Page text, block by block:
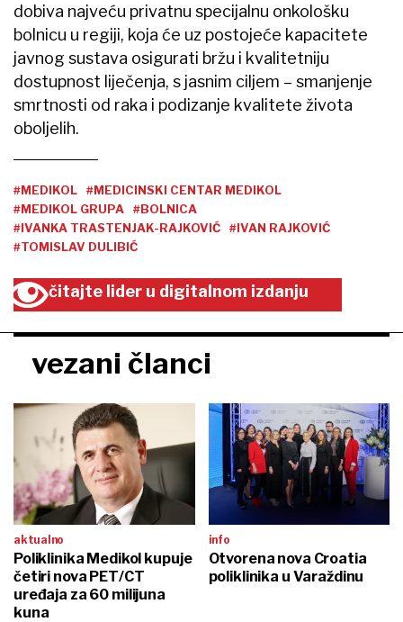
dobiva najveću privatnu specijalnu onkološku
bolnicu u regiji, koja će uz postojeće kapacitete
javnog sustava osigurati bržu i kvalitetniju
dostupnost liječenja, s jasnim ciljem – smanjenje
smrtnosti od raka i podizanje kvalitete života
oboljelih.
#MEDIKOL
#MEDICINSKI CENTAR MEDIKOL
#MEDIKOL GRUPA
#BOLNICA
#IVANKA TRASTENJAK-RAJKOVIĆ
#IVAN RAJKOVIĆ
#TOMISLAV DULIBIĆ
čitajte lider u digitalnom izdanju
vezani članci
aktualno
Poliklinika Medikol kupuje
četiri nova PET/CT
uređaja za 60 milijuna
kuna
info
Otvorena nova Croatia
poliklinika u Varaždinu